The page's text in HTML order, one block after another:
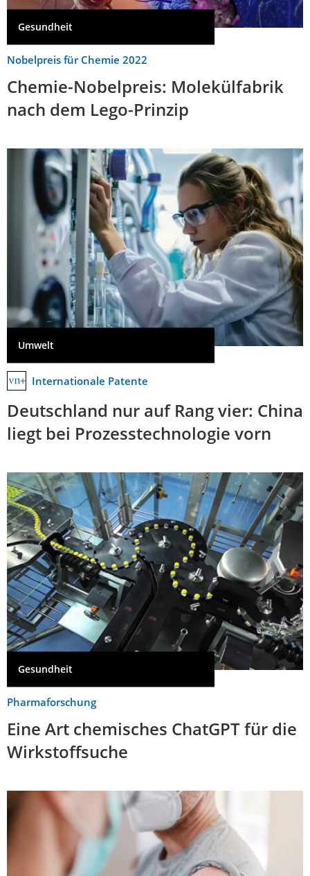
Gesundheit
Nobelpreis für Chemie 2022
Chemie-Nobelpreis: Molekülfabrik
nach dem Lego-Prinzip
Umwelt
Internationale Patente
Deutschland nur auf Rang vier: China
liegt bei Prozesstechnologie vorn
Gesundheit
Pharmaforschung
Eine Art chemisches ChatGPT für die
Wirkstoffsuche